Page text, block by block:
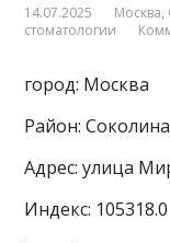
14.07.2025 Москва,
стоматологии
город: Москва
Район:
Адрес: улица
Индекс: 105318.0